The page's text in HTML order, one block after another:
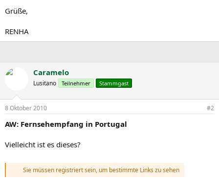
Grüße,
RENHA
Caramelo
Lusitano Teilnehmer Stammgast
8 Oktober 2010 #2
AW: Fernsehempfang in Portugal
Vielleicht ist es dieses?
Sie müssen registriert sein, um bestimmte Links zu sehen